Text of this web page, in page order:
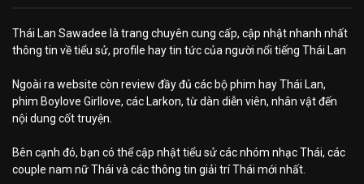
Thái Lan Sawadee là trang chuyên cung cấp, cập nhật nhanh nhất
thông tin về tiểu sử, profile hay tin tức của người nổi tiếng Thái Lan
Ngoài ra website còn review đầy đủ các bộ phim hay Thái Lan,
phim Boylove Girllove, các Larkon, từ dàn diễn viên, nhân vật đến
nội dung cốt truyện.
Bên cạnh đó, bạn có thể cập nhật tiểu sử các nhóm nhạc Thái, các
couple nam nữ Thái và các thông tin giải trí Thái mới nhất.